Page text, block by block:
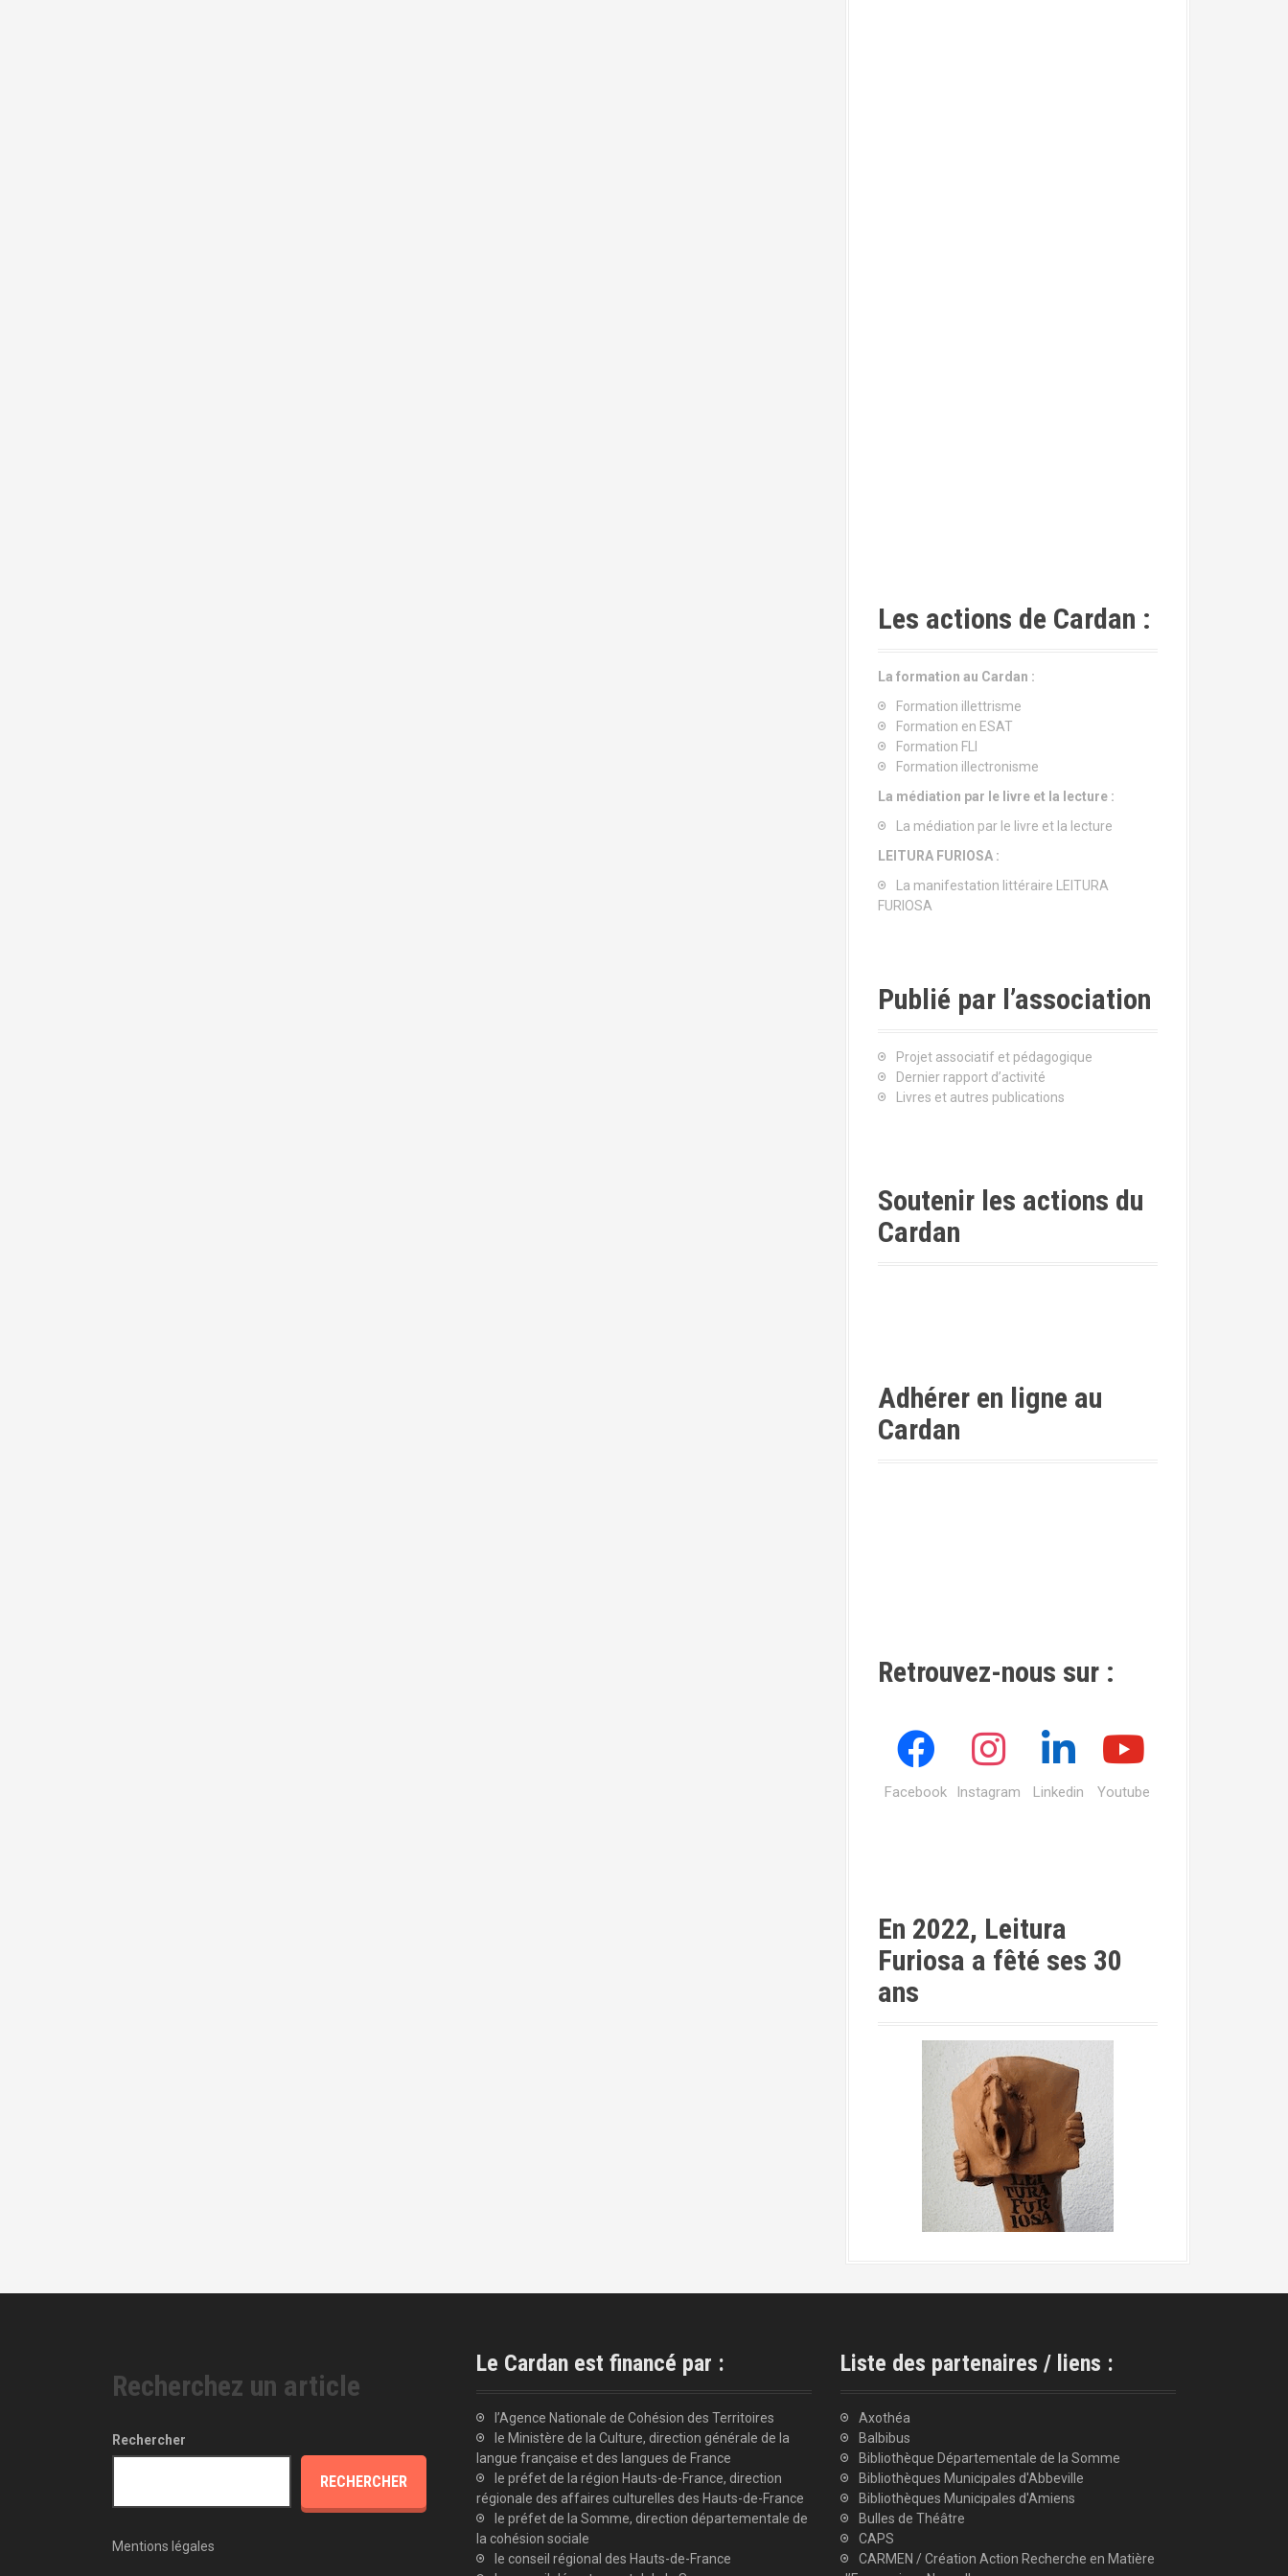
Les actions de Cardan :
La formation au Cardan :
Formation illettrisme
Formation en ESAT
Formation FLI
Formation illectronisme
La médiation par le livre et la lecture :
La médiation par le livre et la lecture
LEITURA FURIOSA :
La manifestation littéraire LEITURA
FURIOSA
Publié par l’association
Projet associatif et pédagogique
Dernier rapport d’activité
Livres et autres publications
Soutenir les actions du
Cardan
Adhérer en ligne au
Cardan
Retrouvez-nous sur :
Facebook Instagram Linkedin Youtube
En 2022, Leitura
Furiosa a fêté ses 30
ans
Recherchez un article
Rechercher
RECHERCHER
Mentions légales
Le Cardan est financé par :
l’Agence Nationale de Cohésion des Territoires
le Ministère de la Culture, direction générale de la
langue française et des langues de France
le préfet de la région Hauts-de-France, direction
régionale des affaires culturelles des Hauts-de-France
le préfet de la Somme, direction départementale de
la cohésion sociale
le conseil régional des Hauts-de-France
Liste des partenaires / liens :
Axothéa
Balbibus
Bibliothèque Départementale de la Somme
Bibliothèques Municipales d'Abbeville
Bibliothèques Municipales d'Amiens
Bulles de Théâtre
CAPS
CARMEN / Création Action Recherche en Matière